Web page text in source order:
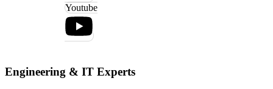
Youtube
Engineering & IT Experts